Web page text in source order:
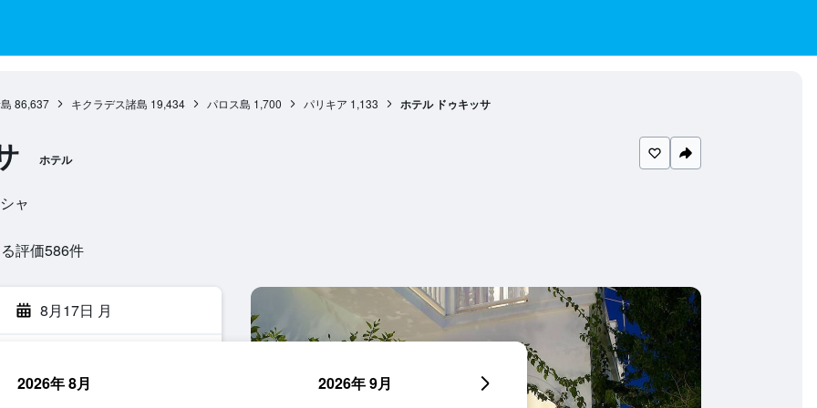
86,637 キクラデス諸島 19,434 パロス島 1,700 パリキア 1,133 ホテル ドゥキッサ
ホテル
ャ
評価586​件
8月17日 月
2026年 8月 2026年 9月